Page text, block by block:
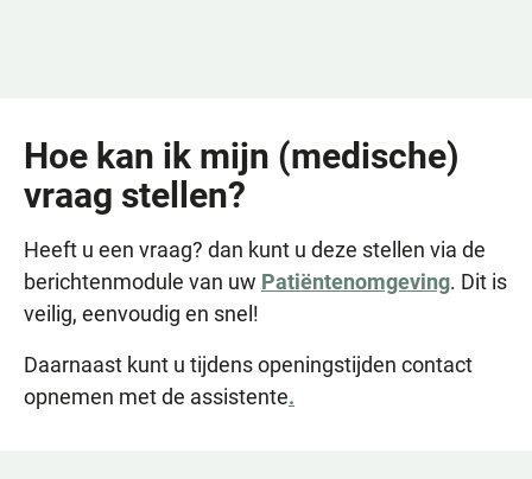
Hoe kan ik mijn (medische)
vraag stellen?
Heeft u een vraag? dan kunt u deze stellen via de
berichtenmodule van uw Patiëntenomgeving. Dit is
veilig, eenvoudig en snel!
Daarnaast kunt u tijdens openingstijden contact
opnemen met de assistente.